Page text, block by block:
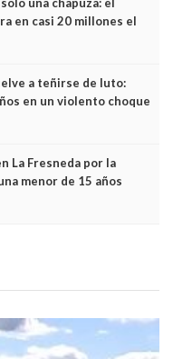
solo una chapuza: el
en casi 20 millones el
que no cabían por los
a teñirse de luto:
en un violento choque
La Fresneda por la
menor de 15 años